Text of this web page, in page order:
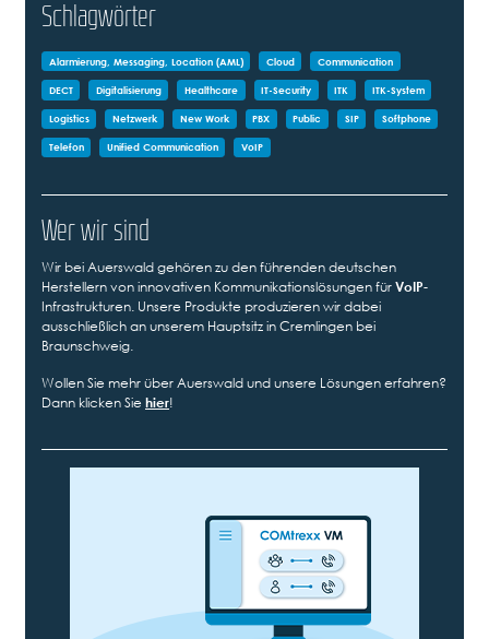
Schlagwörter
Alarmierung, Messaging, Location (AML) Cloud
Communication
DECT
Digitalisierung Healthcare IT-Security ITK
ITK-System
Logistics
Netzwerk New Work PBX Public SIP
Softphone
Telefon
Unified Communication VoIP
Wer wir sind
Wir bei Auerswald gehören zu den führenden deutschen
Herstellern von innovativen Kommunikationslösungen fürVoIP-
Infrastrukturen. Unsere Produkte produzieren wir dabei
ausschließlich an unserem Hauptsitz in Cremlingen bei
Braunschweig.
Wollen Sie mehr über Auerswald und unsere Lösungen erfahren?
Dann klicken Sie hier!